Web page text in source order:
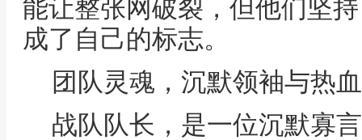
能让整张网破裂，但他们坚
成了自己的标志。
团队灵魂，沉默领袖与热
战队队长，是一位沉默寡